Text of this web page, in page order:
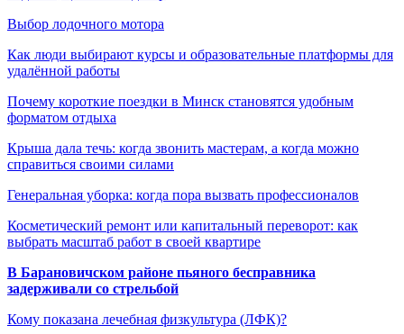
Выбор лодочного мотора
Как люди выбирают курсы и образовательные платформы для
удалённой работы
Почему короткие поездки в Минск становятся удобным
форматом отдыха
Крыша дала течь: когда звонить мастерам, а когда можно
справиться своими силами
Генеральная уборка: когда пора вызвать профессионалов
Косметический ремонт или капитальный переворот: как
выбрать масштаб работ в своей квартире
В Барановичском районе пьяного бесправника
задерживали со стрельбой
Кому показана лечебная физкультура (ЛФК)?